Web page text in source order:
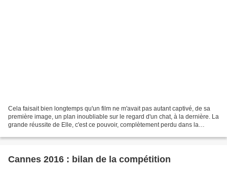
Cela faisait bien longtemps qu'un film ne m'avait pas autant captivé, de sa
première image, un plan inoubliable sur le regard d'un chat, à la dernière. La
grande réussite de Elle, c'est ce pouvoir, complètement perdu dans la
Cannes 2016 : bilan de la compétition